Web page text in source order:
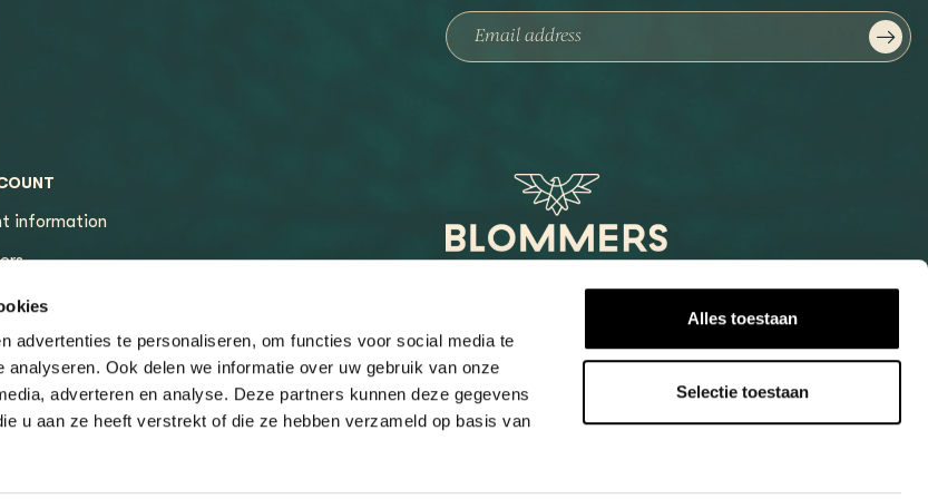
advertenties te personaliseren, om functies voor social media te
analyseren. Ook delen we informatie over uw gebruik van onze
adverteren en analyse. Deze partners kunnen deze gegevens
u aan ze heeft verstrekt of die ze hebben verzameld op basis van
Alles toestaan
Selectie toestaan
information
info@blommers.coffee